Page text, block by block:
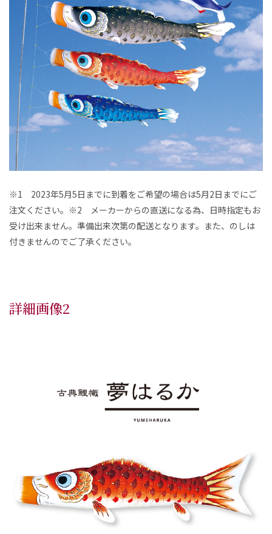
※1 2023年5月5日までに到着をご希望の場合は5月2日までにご
注文ください。※2 メーカーからの直送になる為、日時指定もお
受け出来ません。準備出来次第の配送となります。また、のしは
付きませんのでご了承ください。
詳細画像2